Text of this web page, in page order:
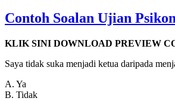
Contoh Soalan Ujian
KLIK SINI DOWNLOAD PREVIEW
Saya tidak suka menjadi ketua daripada
A. Ya
B. Tidak